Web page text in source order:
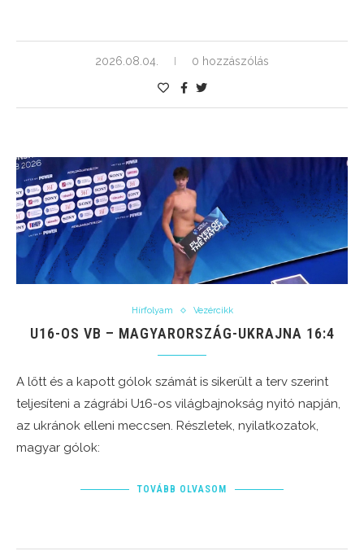
2026.08.04. 0 hozzászólás
Hírfolyam Vezércikk
U16-OS VB – MAGYARORSZÁG-UKRAJNA 16:4
A lőtt és a kapott gólok számát is sikerült a terv szerint
teljesíteni a zágrábi U16-os világbajnokság nyitó napján,
az ukránok elleni meccsen. Részletek, nyilatkozatok,
magyar gólok:
TOVÁBB OLVASOM